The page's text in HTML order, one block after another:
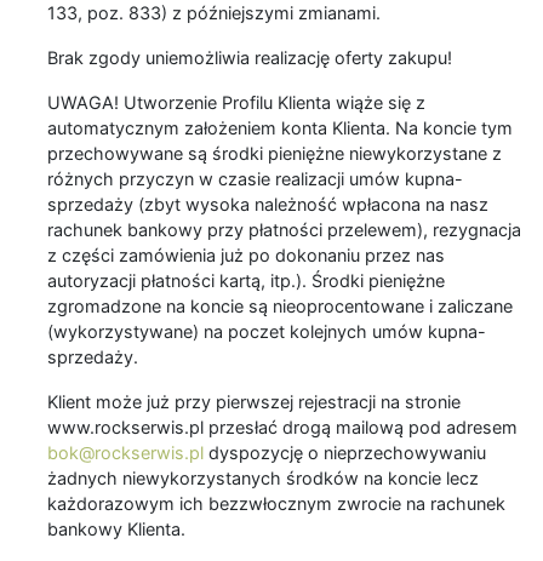
133, poz. 833) z późniejszymi zmianami.
Brak zgody uniemożliwia realizację oferty zakupu!
UWAGA! Utworzenie Profilu Klienta wiąże się z
automatycznym założeniem konta Klienta. Na koncie tym
przechowywane są środki pieniężne niewykorzystane z
różnych przyczyn w czasie realizacji umów kupna-
sprzedaży (zbyt wysoka należność wpłacona na nasz
rachunek bankowy przy płatności przelewem), rezygnacja
z części zamówienia już po dokonaniu przez nas
autoryzacji płatności kartą, itp.). Środki pieniężne
zgromadzone na koncie są nieoprocentowane i zaliczane
(wykorzystywane) na poczet kolejnych umów kupna-
sprzedaży.
Klient może już przy pierwszej rejestracji na stronie
www.rockserwis.pl przesłać drogą mailową pod adresem
bok@rockserwis.pl dyspozycję o nieprzechowywaniu
żadnych niewykorzystanych środków na koncie lecz
każdorazowym ich bezzwłocznym zwrocie na rachunek
bankowy Klienta.